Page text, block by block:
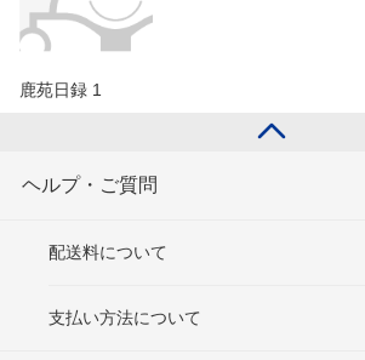
鹿苑日録 1
ヘルプ・ご質問
配送料について
支払い方法について